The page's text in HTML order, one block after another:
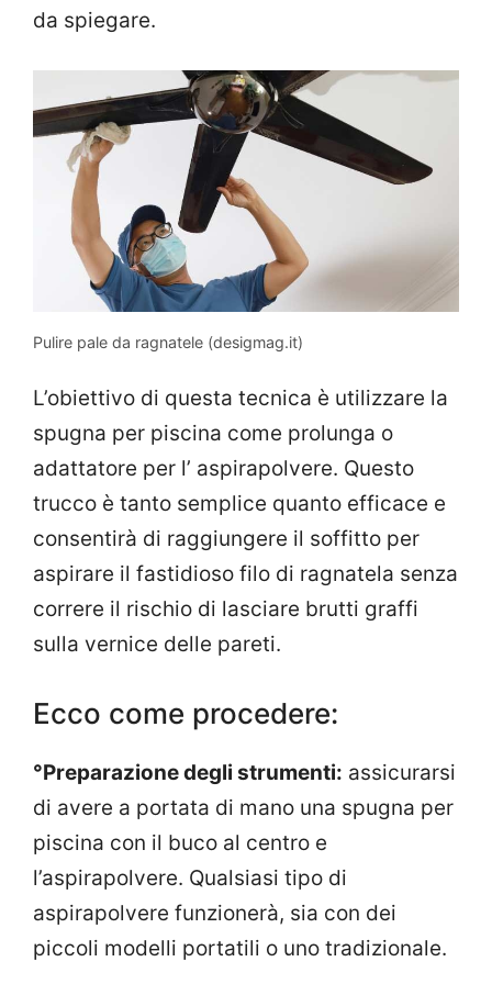
da spiegare.
Pulire pale da ragnatele (desigmag.it)
L’obiettivo di questa tecnica è utilizzare la
spugna per piscina come prolunga o
adattatore per l’ aspirapolvere. Questo
trucco è tanto semplice quanto efficace e
consentirà di raggiungere il soffitto per
aspirare il fastidioso filo di ragnatela senza
correre il rischio di lasciare brutti graffi
sulla vernice delle pareti.
Ecco come procedere:
°Preparazione degli strumenti: assicurarsi
di avere a portata di mano una spugna per
piscina con il buco al centro e
l’aspirapolvere. Qualsiasi tipo di
aspirapolvere funzionerà, sia con dei
piccoli modelli portatili o uno tradizionale.